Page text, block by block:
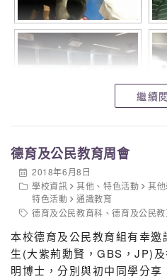
繼續
德育及公民教育周會
2018年6月8日
學校資訊
其他 、特色活動 其
特色活動
通識教育
德育及公民教育科 、德育及公民
本校德育及公民教育組有幸
生(大紫荊勳賢，GBS，JP)
明博士，分別與初中同學分